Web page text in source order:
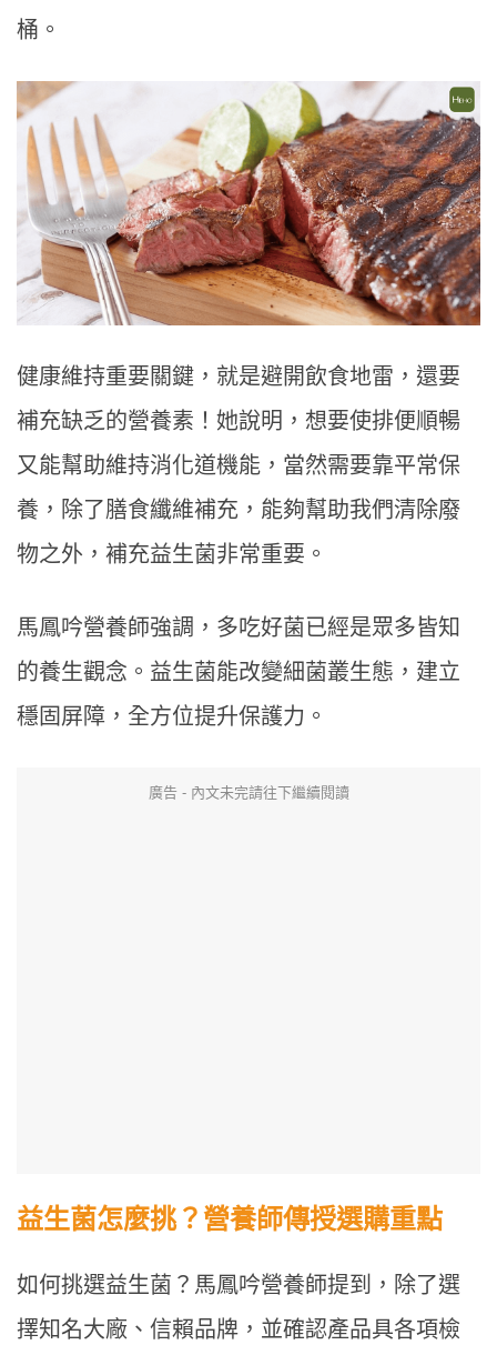
桶。
健康維持重要關鍵，就是避開飲食地雷，還要
補充缺乏的營養素！她說明，想要使排便順暢
又能幫助維持消化道機能，當然需要靠平常保
養，除了膳食纖維補充，能夠幫助我們清除廢
物之外，補充益生菌非常重要。
馬鳳吟營養師強調，多吃好菌已經是眾多皆知
的養生觀念。益生菌能改變細菌叢生態，建立
穩固屏障，全方位提升保護力。
廣告 - 內文未完請往下繼續閱讀
益生菌怎麼挑？營養師傳授選購重點
如何挑選益生菌？馬鳳吟營養師提到，除了選
擇知名大廠、信賴品牌，並確認產品具各項檢